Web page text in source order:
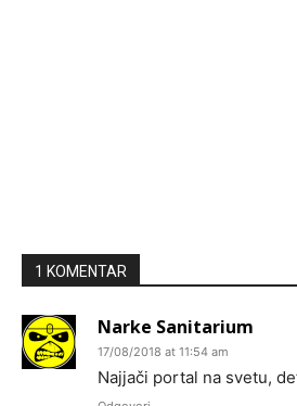
1 KOMENTAR
Narke Sanitarium
17/08/2018 at 11:54 am
Najjači portal na svetu,